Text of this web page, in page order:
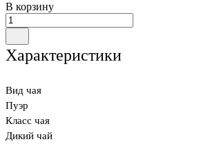
В корзину
Характеристики
Вид чая
Пуэр
Класс чая
Дикий чай